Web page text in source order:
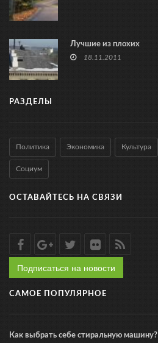
Лучшие из плохих
18.11.2011
РАЗДЕЛЫ
Политика Экономика Культура
Социум
ОСТАВАЙТЕСЬ НА СВЯЗИ
Подписаться на новости
САМОЕ ПОПУЛЯРНОЕ
Как выбрать себе стиральную машину?